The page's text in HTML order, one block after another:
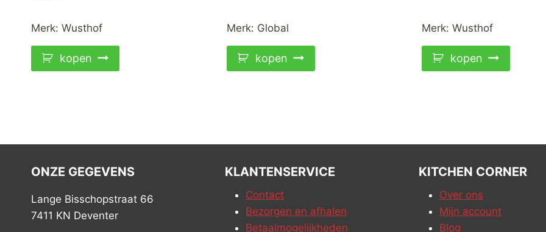
Merk: Wusthof
kopen
Merk: Global
kopen
Merk: Wusthof
kopen
ONZE GEGEVENS
Lange Bisschopstraat 66
7411 KN Deventer
KLANTENSERVICE
Contact
Bezorgen en afhalen
Betaalmogelijkheden
KITCHEN CORNER
Over ons
Mijn account
Blog